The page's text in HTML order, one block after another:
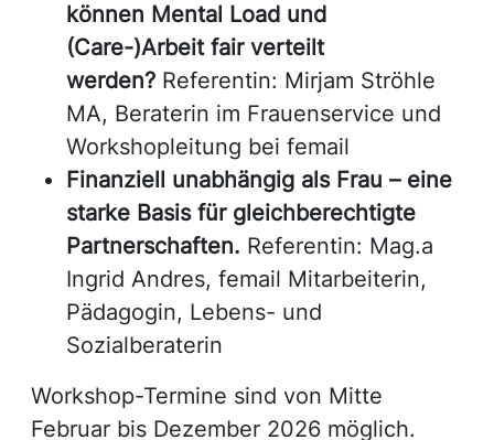
können Mental Load und
(Care-)Arbeit fair verteilt
werden? Referentin: Mirjam Ströhle
MA, Beraterin im Frauenservice und
Workshopleitung bei femail
Finanziell unabhängig als Frau – eine
starke Basis für gleichberechtigte
Partnerschaften. Referentin: Mag.a
Ingrid Andres, femail Mitarbeiterin,
Pädagogin, Lebens- und
Sozialberaterin
Workshop-Termine sind von Mitte
Februar bis Dezember 2026 möglich.